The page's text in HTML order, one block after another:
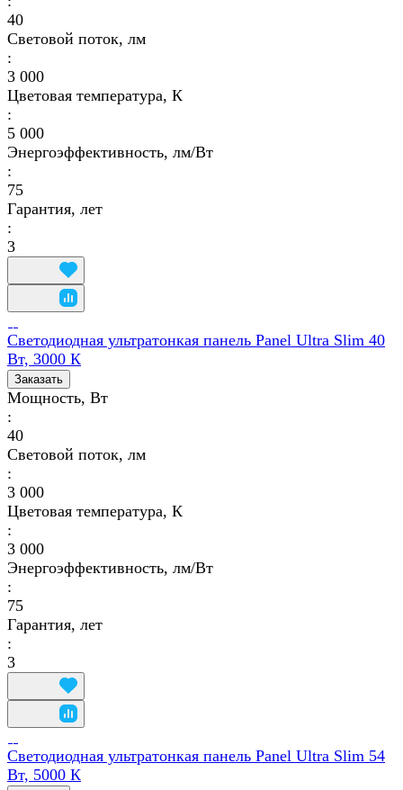
40
Световой поток, лм
:
3 000
Цветовая температура, К
:
5 000
Энергоэффективность, лм/Вт
:
75
Гарантия, лет
:
3
Светодиодная ультратонкая панель Panel Ultra Slim 40
Вт, 3000 К
Заказать
Мощность, Вт
:
40
Световой поток, лм
:
3 000
Цветовая температура, К
:
3 000
Энергоэффективность, лм/Вт
:
75
Гарантия, лет
:
3
Светодиодная ультратонкая панель Panel Ultra Slim 54
Вт, 5000 К